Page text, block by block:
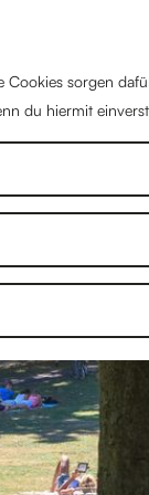
sorgen
du hiermit